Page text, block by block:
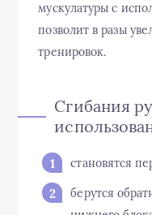
мускулатуры с
позволит в разы
тренировок.
Сгибания
становятся
берутся